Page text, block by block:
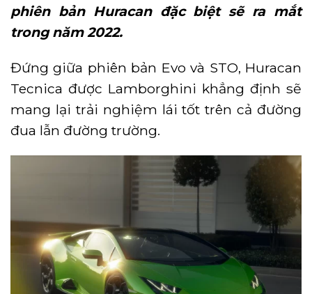
phiên bản Huracan đặc biệt sẽ ra mắt
trong năm 2022.
Đứng giữa phiên bản Evo và STO, Huracan
Tecnica được Lamborghini khẳng định sẽ
mang lại trải nghiệm lái tốt trên cả đường
đua lẫn đường trường.